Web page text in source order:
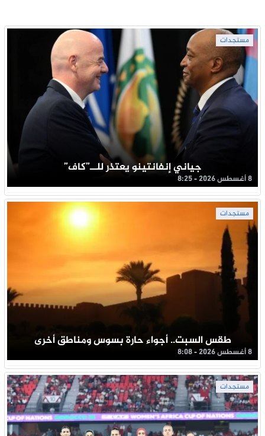
مستجدات
جياني إنفانتينو يعتذر للــ”كاف”
8 أغسطس 2026 - 8:25
مستجدات
طقس السبت.. أجواء حارة بسوس ومناطق أخرى
8 أغسطس 2026 - 8:08
مستجدات